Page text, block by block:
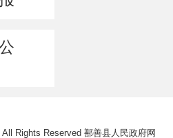
Rights Reserved 鄯善县人民政府网